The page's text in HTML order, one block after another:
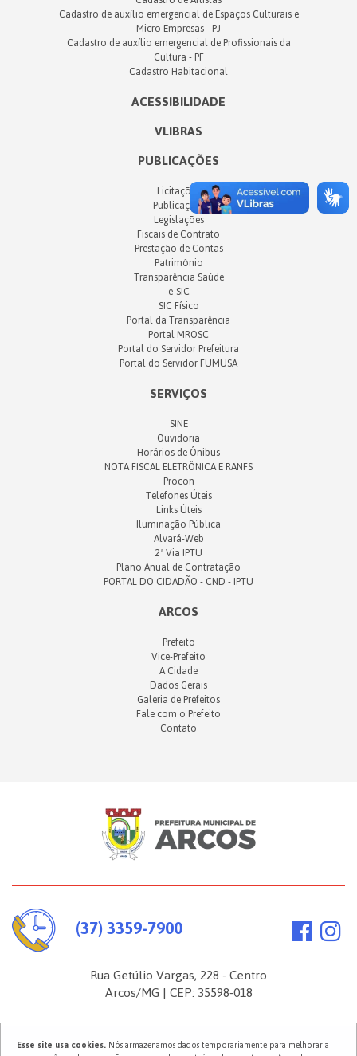
(37) 3359-7900
Rua Getúlio Vargas, 228 - Centro
Arcos/MG | CEP: 35598-018
Cadastro de auxílio emergencial de Espaços Culturais e
Micro Empresas - PJ
Cadastro de auxílio emergencial de Profissionais da
Cultura - PF
Cadastro Habitacional
ACESSIBILIDADE
VLIBRAS
PUBLICAÇÕES
Licitações
Publicações
Legislações
Fiscais de Contrato
Prestação de Contas
Patrimônio
Transparência Saúde
e-SIC
SIC Físico
Portal da Transparência
Portal MROSC
Portal do Servidor Prefeitura
Portal do Servidor FUMUSA
SERVIÇOS
SINE
Ouvidoria
Horários de Ônibus
NOTA FISCAL ELETRÔNICA E RANFS
Procon
Telefones Úteis
Links Úteis
Iluminação Pública
Alvará-Web
2ª Via IPTU
Plano Anual de Contratação
PORTAL DO CIDADÃO - CND - IPTU
ARCOS
Prefeito
Vice-Prefeito
A Cidade
Dados Gerais
Galeria de Prefeitos
Fale com o Prefeito
Contato
2026 ©Prefeitura Municipal de Arcos. Todos os direitos reservados.
Esse site usa cookies.Nós armazenamos dados temporariamente para melhorar a